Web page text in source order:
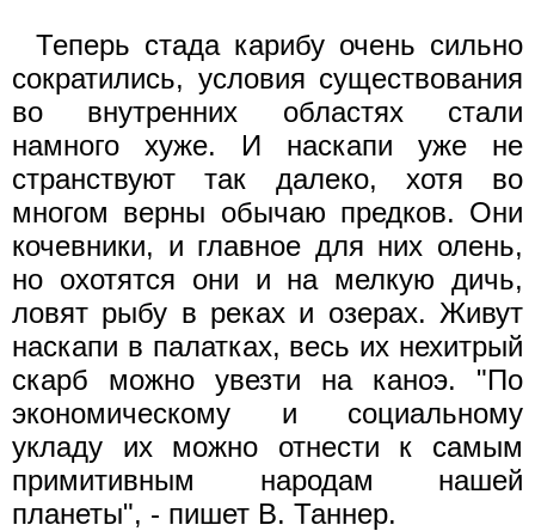
Теперь стада карибу очень сильно
сократились, условия существования
во внутренних областях стали
намного хуже. И наскапи уже не
странствуют так далеко, хотя во
многом верны обычаю предков. Они
кочевники, и главное для них олень,
но охотятся они и на мелкую дичь,
ловят рыбу в реках и озерах. Живут
наскапи в палатках, весь их нехитрый
скарб можно увезти на каноэ. "По
экономическому и социальному
укладу их можно отнести к самым
примитивным народам нашей
планеты", - пишет В. Таннер.